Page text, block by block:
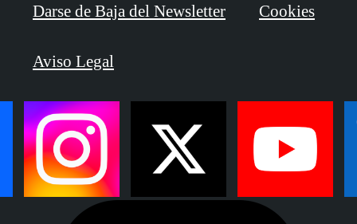
Darse de Baja del Newsletter Cookies
Aviso Legal